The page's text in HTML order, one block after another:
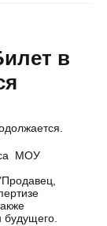
в
МОУ